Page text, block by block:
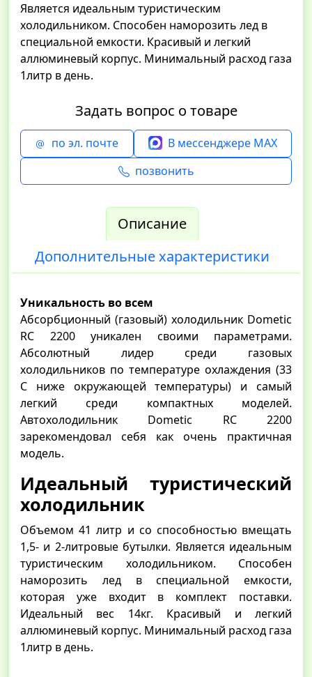
Является идеальным туристическим
холодильником. Способен наморозить лед в
специальной емкости. Красивый и легкий
аллюминевый корпус. Минимальный расход газа
1литр в день.
Задать вопрос о товаре
по эл. почте
В мессенджере MAX
позвонить
Описание
Дополнительные характеристики
Уникальность во всем
Абсорбционный (газовый) холодильник Dometic
RC 2200 уникален своими параметрами.
Абсолютный лидер среди газовых
холодильников по температуре охлаждения (33
С ниже окружающей температуры) и самый
легкий среди компактных моделей.
Автохолодильник Dometic RC 2200
зарекомендовал себя как очень практичная
модель.
Идеальный туристический
холодильник
Объемом 41 литр и со способностью вмещать
1,5- и 2-литровые бутылки. Является идеальным
туристическим холодильником. Способен
наморозить лед в специальной емкости,
которая уже входит в комплект поставки.
Идеальный вес 14кг. Красивый и легкий
аллюминевый корпус. Минимальный расход газа
1литр в день.